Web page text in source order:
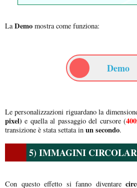
LaDemo mostra come funziona:
Demo
Le personalizzazioni riguardano la
pixel) e quella al passaggio del cursore (
transizione è stata settata in un secondo.
5) IMMAGINI
Con questo effetto si fanno diventare